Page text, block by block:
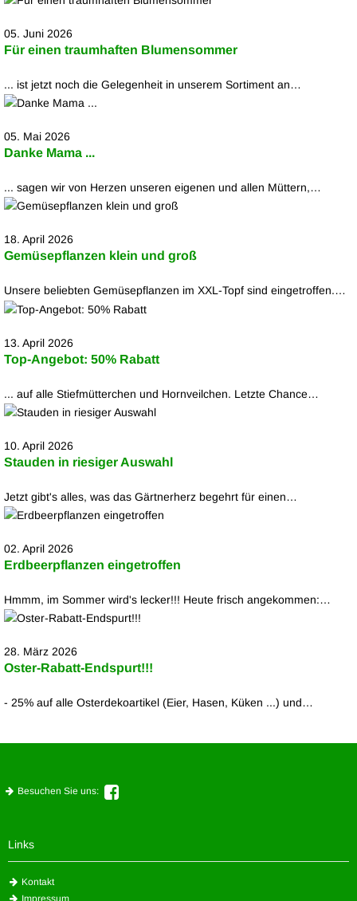
05. Juni 2026
Für einen traumhaften Blumensommer
... ist jetzt noch die Gelegenheit in unserem Sortiment an…
05. Mai 2026
Danke Mama ...
... sagen wir von Herzen unseren eigenen und allen Müttern,…
18. April 2026
Gemüsepflanzen klein und groß
Unsere beliebten Gemüsepflanzen im XXL-Topf sind eingetroffen.…
13. April 2026
Top-Angebot: 50% Rabatt
... auf alle Stiefmütterchen und Hornveilchen. Letzte Chance…
10. April 2026
Stauden in riesiger Auswahl
Jetzt gibt's alles, was das Gärtnerherz begehrt für einen…
02. April 2026
Erdbeerpflanzen eingetroffen
Hmmm, im Sommer wird's lecker!!! Heute frisch angekommen:…
28. März 2026
Oster-Rabatt-Endspurt!!!
- 25% auf alle Osterdekoartikel (Eier, Hasen, Küken ...) und…
Besuchen Sie uns:
Links
Kontakt
Impressum